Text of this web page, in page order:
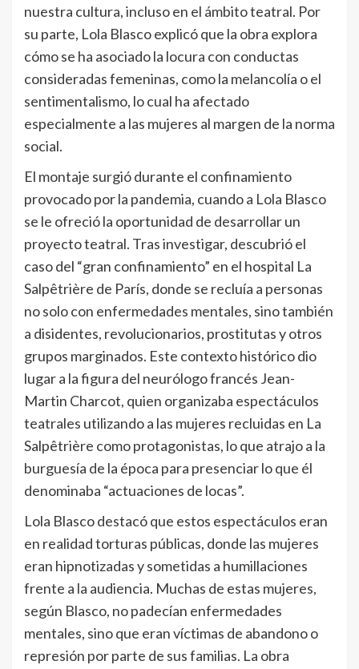
nuestra cultura, incluso en el ámbito teatral. Por
su parte, Lola Blasco explicó que la obra explora
cómo se ha asociado la locura con conductas
consideradas femeninas, como la melancolía o el
sentimentalismo, lo cual ha afectado
especialmente a las mujeres al margen de la norma
social.
El montaje surgió durante el confinamiento
provocado por la pandemia, cuando a Lola Blasco
se le ofreció la oportunidad de desarrollar un
proyecto teatral. Tras investigar, descubrió el
caso del “gran confinamiento” en el hospital La
Salpêtrière de París, donde se recluía a personas
no solo con enfermedades mentales, sino también
a disidentes, revolucionarios, prostitutas y otros
grupos marginados. Este contexto histórico dio
lugar a la figura del neurólogo francés Jean-
Martin Charcot, quien organizaba espectáculos
teatrales utilizando a las mujeres recluidas en La
Salpêtrière como protagonistas, lo que atrajo a la
burguesía de la época para presenciar lo que él
denominaba “actuaciones de locas”.
Lola Blasco destacó que estos espectáculos eran
en realidad torturas públicas, donde las mujeres
eran hipnotizadas y sometidas a humillaciones
frente a la audiencia. Muchas de estas mujeres,
según Blasco, no padecían enfermedades
mentales, sino que eran víctimas de abandono o
represión por parte de sus familias. La obra